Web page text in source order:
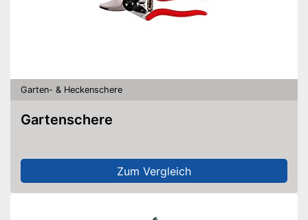
Garten- & Heckenschere
Gartenschere
Zum Vergleich